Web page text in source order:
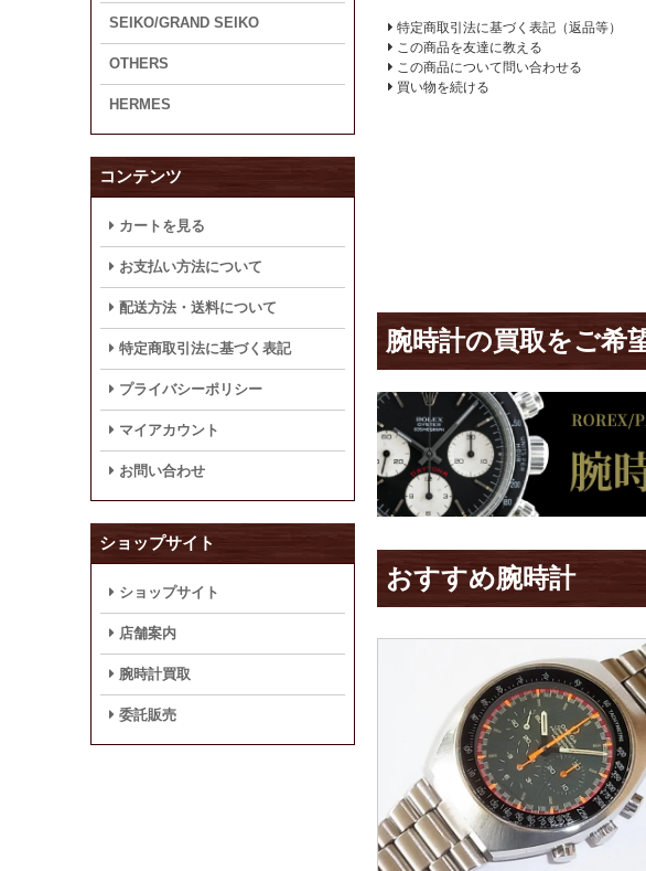
特定商取引法に基づく表記（返品等）
この商品を友達に教える
この商品について問い合わせる
買い物を続ける
腕時計の買取をご希
おすすめ腕時計
SEIKO/GRAND SEIKO
OTHERS
HERMES
コンテンツ
カートを見る
お支払い方法について
配送方法・送料について
特定商取引法に基づく表記
プライバシーポリシー
マイアカウント
お問い合わせ
ショップサイト
ショップサイト
店舗案内
腕時計買取
委託販売